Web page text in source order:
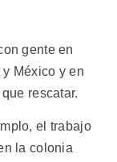
gente en
México y en
rescatar.
el trabajo
la colonia